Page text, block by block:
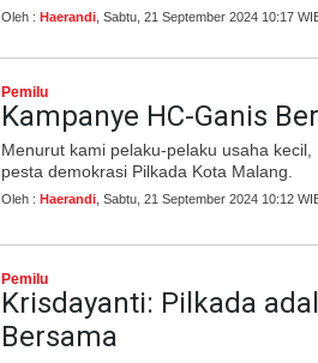
Oleh : Haerandi , Sabtu, 21 September 2024 10:17
Pemilu
Kampanye HC-Ganis
Menurut kami pelaku-pelaku usaha
pesta demokrasi Pilkada Kota Malang.
Oleh : Haerandi , Sabtu, 21 September 2024 10:12
Pemilu
Krisdayanti: Pilkada
Bersama